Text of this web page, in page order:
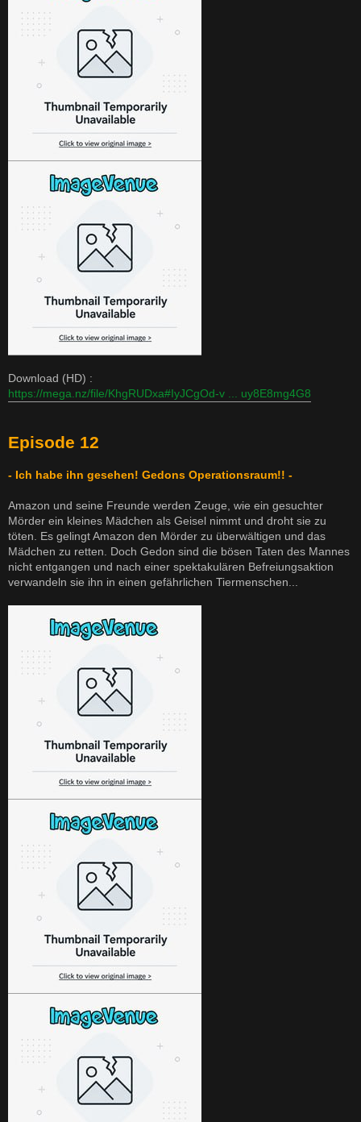
Download (HD) :
https://mega.nz/file/KhgRUDxa#IyJCgOd-v ... uy8E8mg4G8
Episode 12
- Ich habe ihn gesehen! Gedons Operationsraum!! -
Amazon und seine Freunde werden Zeuge, wie ein gesuchter
Mörder ein kleines Mädchen als Geisel nimmt und droht sie zu
töten. Es gelingt Amazon den Mörder zu überwältigen und das
Mädchen zu retten. Doch Gedon sind die bösen Taten des Mannes
nicht entgangen und nach einer spektakulären Befreiungsaktion
verwandeln sie ihn in einen gefährlichen Tiermenschen...